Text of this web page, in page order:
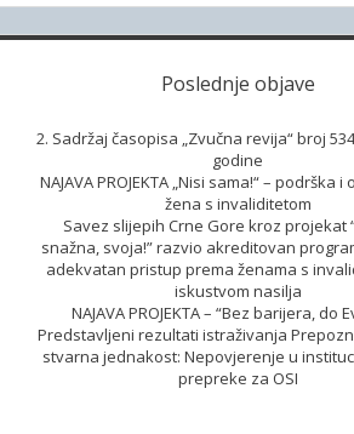
r
a
Poslednje objave
2. Sadržaj časopisa „Zvučna revija“ broj
godine
NAJAVA PROJEKTA „Nisi sama!“ – podrška
žena s invaliditetom
Savez slijepih Crne Gore kroz projekat
snažna, svoja!” razvio akreditovan
adekvatan pristup prema ženama s
iskustvom nasilja
NAJAVA PROJEKTA – “Bez barijera, do
Predstavljeni rezultati istraživanja
stvarna jednakost: Nepovjerenje u
prepreke za OSI